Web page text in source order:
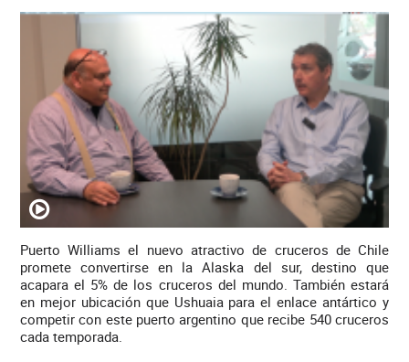
Puerto Williams el nuevo atractivo de cruceros de Chile
promete convertirse en la Alaska del sur, destino que
acapara el 5% de los cruceros del mundo. También estará
en mejor ubicación que Ushuaia para el enlace antártico y
competir con este puerto argentino que recibe 540 cruceros
cada temporada.